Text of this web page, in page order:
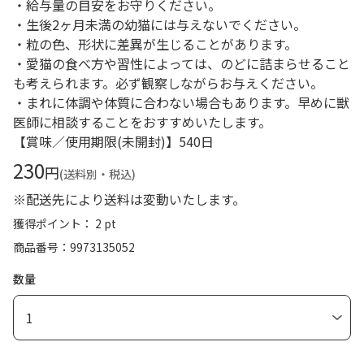
・給与量の目安をお守りください。
・生後2ヶ月未満の幼猫には与えないでください。
・粒の色、形状に差異が生じることがあります。
・愛猫の食べ方や習性によっては、のどに詰まらせること
も考えられます。必ず観察しながらお与えください。
・まれに体調や体質に合わない場合もあります。早めに獣
医師に相談することをおすすめいたします。
【賞味／使用期限(未開封)】540日
230円(送料別・税込)
※配送先により送料は変動いたします。
獲得ポイント： 2 pt
商品番号
9973135052
数量
1